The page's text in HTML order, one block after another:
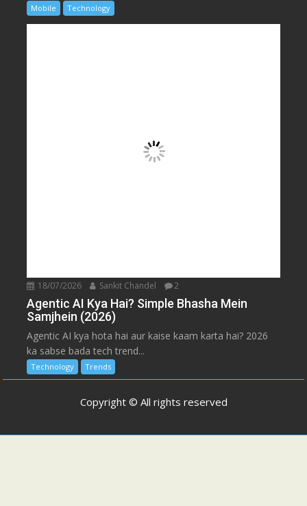
Mobile Technology
18/07/2026 Sankit Chandel 2
Agentic AI Kya Hai? Simple Bhasha Mein
Samjhein (2026)
Agentic AI kya hota hai aur kaise kaam karta hai? 2026
ka sabse bada tech trend...
Technology Trends
Copyright © All rights reserved